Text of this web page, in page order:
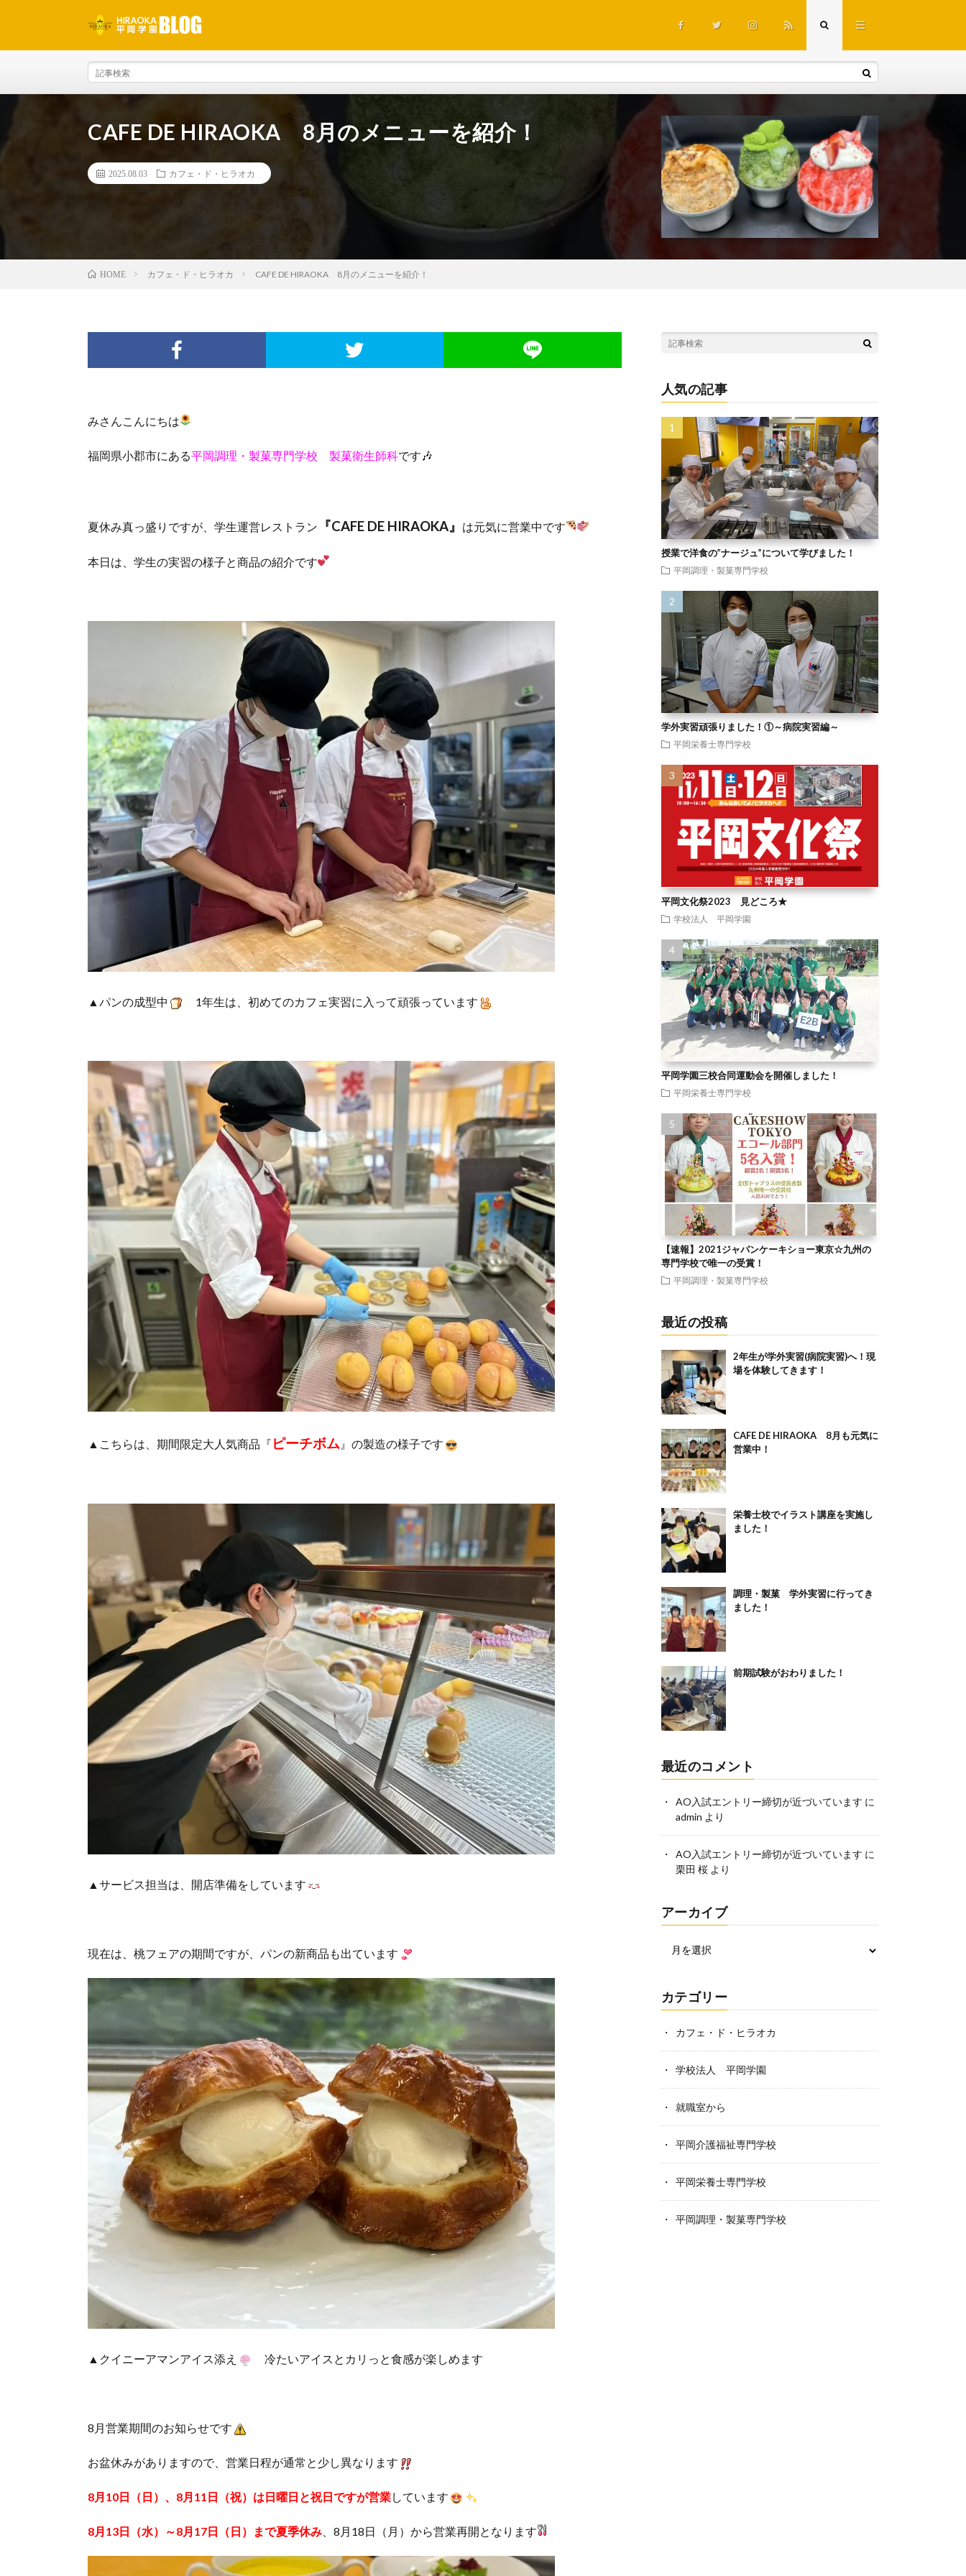
CAFE DE HIRAOKA 8月のメニューを紹介！
2025.08.03 カフェ・ド・ヒラオカ
HOME カフェ・ド・ヒラオカ CAFE DE HIRAOKA 8月のメニューを紹介！
みさんこんにちは
福岡県小郡市にある平岡調理・製菓専門学校 製菓衛生師科です🎶
夏休み真っ盛りですが、学生運営レストラン 『CAFE DE HIRAOKA』 は元気に営業中です
本日は、学生の実習の様子と商品の紹介です
▲パンの成型中 1年生は、初めてのカフェ実習に入って頑張っています
▲こちらは、期間限定大人気商品『 ピーチボム 』の製造の様子です
▲サービス担当は、開店準備をしています
現在は、桃フェアの期間ですが、パンの新商品も出ています
▲クイニーアマンアイス添え 冷たいアイスとカリっと食感が楽しめます
8月営業期間のお知らせです
お盆休みがありますので、営業日程が通常と少し異なります
8月10日（日）、8月11日（祝）は日曜日と祝日ですが営業しています
8月13日（水）～8月17日（日） まで夏季休み 、8月18日（月）から営業再開となります
人気の記事
授業で洋食の”ナージュ”について学びました！
平岡調理・製菓専門学校
学外実習頑張りました！①～病院実習編～
平岡栄養士専門学校
平岡文化祭2023 見どころ★
学校法人 平岡学園
平岡学園三校合同運動会を開催しました！
平岡栄養士専門学校
【速報】2021ジャパンケーキショー東京☆九州の
専門学校で唯一の受賞！
平岡調理・製菓専門学校
最近の投稿
2年生が学外実習(病院実習)へ！現
場を体験してきます！
CAFE DE HIRAOKA 8月も元気に
営業中！
栄養士校でイラスト講座を実施し
ました！
調理・製菓 学外実習に行ってき
ました！
前期試験がおわりました！
最近のコメント
AO入試エントリー締切が近づいています に
admin より
AO入試エントリー締切が近づいています に
栗田 桜より
アーカイブ
カテゴリー
カフェ・ド・ヒラオカ
学校法人 平岡学園
就職室から
平岡介護福祉専門学校
平岡栄養士専門学校
平岡調理・製菓専門学校